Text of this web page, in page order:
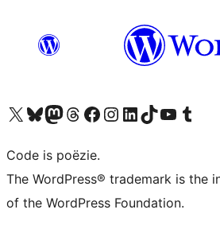
Bezoek ons X (voorheen Twitter) account
Bezoek ons Bluesky account
Bezoek ons Mastodon account
Bezoek ons Threads account
Onze Facebook pagina bezoeken
Bezoek ons Instagram account
Bezoek ons LinkedIn account
Bezoek ons TikTok account
Bezoek ons YouTube kanaal
Bezoek ons
Code is poëzie.
The WordPress® trademark is the
of the WordPress Foundation.